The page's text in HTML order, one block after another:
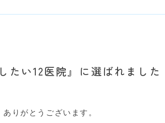
たい12医院』に選ばれました
りがとうございます。